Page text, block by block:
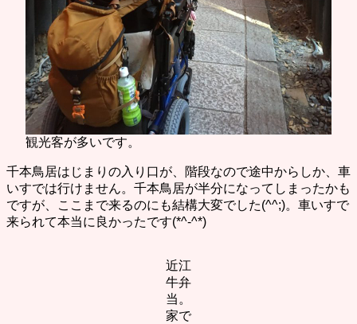
観光客が多いです。
千本鳥居はじまりの入り口が、階段なので途中からしか、車
いすでは行けません。千本鳥居が半分になってしまったかも
ですが、ここまで来るのにも結構大変でした(^^;)。車いすで
来られて本当に良かったです(*^-^*)
近江
牛弁
当。
家で